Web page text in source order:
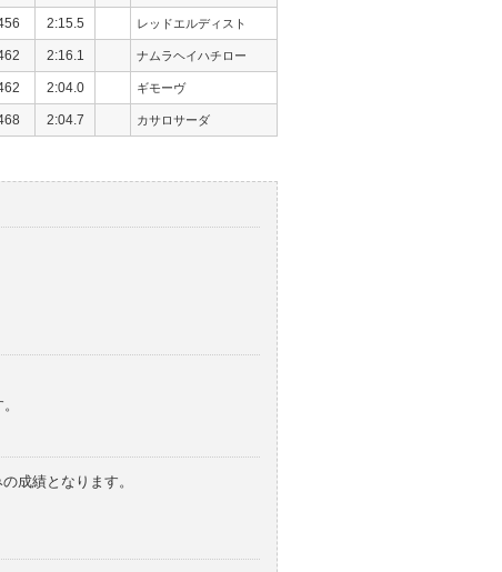
2:15.5 レッドエルディスト
2:16.1 ナムラヘイハチロー
2:04.0 ギモーヴ
2:04.7 カサロサーダ
成績となります。